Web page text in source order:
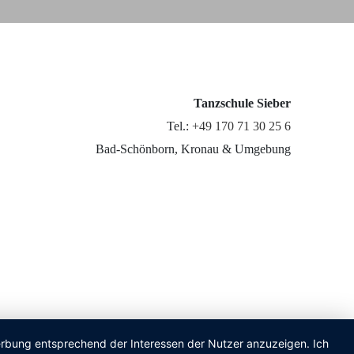
entsprechend der Interessen der Nutzer anzuzeigen. Ich
Tanzschule Sieber
Tel.: +49 170 71 30 25 6
Bad-Schönborn, Kronau & Umgebung